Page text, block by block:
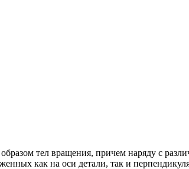
тел вращения, причем наряду с
как на оси детали, так и